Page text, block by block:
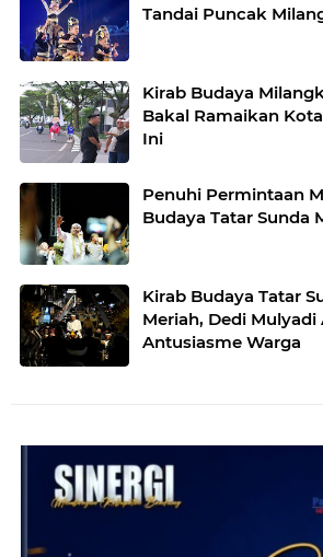
Tandai Puncak
Kirab Budaya
Bakal Ramaikan
Ini
Penuhi Permintaan
Budaya Tatar Sunda
Kirab Budaya Tatar
Meriah, Dedi Mulyadi
Antusiasme Warga